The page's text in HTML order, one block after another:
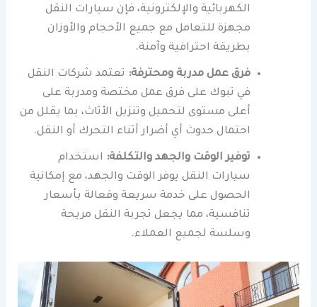
الكهربائية والإلكترونية، فإن سيارات النقل
مجهزة للتعامل مع جميع الأحجام والأوزان
بطريقة احترافية وآمنة.
فرق عمل مدربة ومحترفة: تعتمد شركات النقل
في تبوك على فرق عمل مختصة ومدربة على
أعلى مستوى لتحميل وتنزيل الأثاث، بما يقلل من
احتمال حدوث أي أضرار أثناء التحرك أو النقل.
توفير الوقت والجهد والتكلفة: استخدام
سيارات النقل يوفر الوقت والجهد، مع إمكانية
الحصول على خدمة سريعة وفعالة بأسعار
تنافسية، مما يجعل تجربة النقل مريحة
وسلسة لجميع العملاء.